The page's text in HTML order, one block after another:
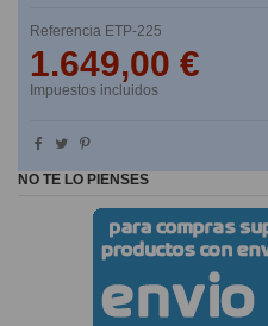
Referencia ETP-225
1.649,00 €
Impuestos incluidos
NO TE LO PIENSES